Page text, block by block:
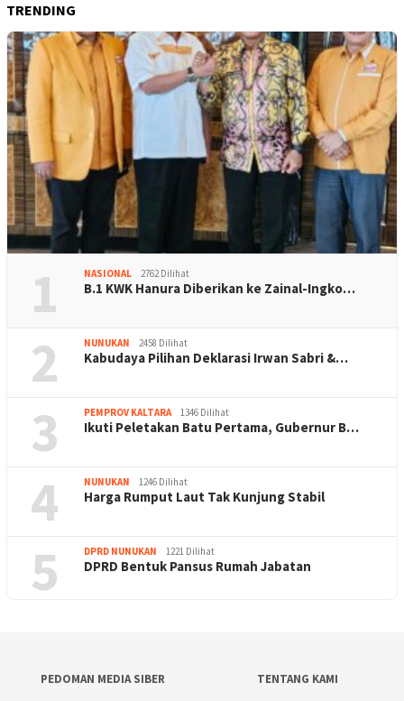
TRENDING
1 NASIONAL 2762 Dilihat
B.1 KWK Hanura Diberikan ke Zainal-Ingko…
2 NUNUKAN 2458 Dilihat
Kabudaya Pilihan Deklarasi Irwan Sabri &…
3 PEMPROV KALTARA 1346 Dilihat
Ikuti Peletakan Batu Pertama, Gubernur B…
4 NUNUKAN 1246 Dilihat
Harga Rumput Laut Tak Kunjung Stabil
5 DPRD NUNUKAN 1221 Dilihat
DPRD Bentuk Pansus Rumah Jabatan
PEDOMAN MEDIA SIBER TENTANG KAMI